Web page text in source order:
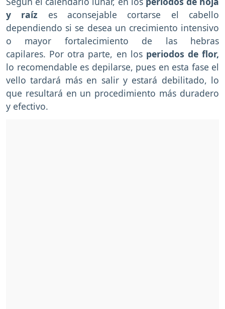
y raíz es aconsejable cortarse el cabello
dependiendo si se desea un crecimiento intensivo
o mayor fortalecimiento de las hebras
capilares. Por otra parte, en losperiodos de flor,
lo recomendable es depilarse, pues en esta fase el
vello tardará más en salir y estará debilitado, lo
que resultará en un procedimiento más duradero
y efectivo.